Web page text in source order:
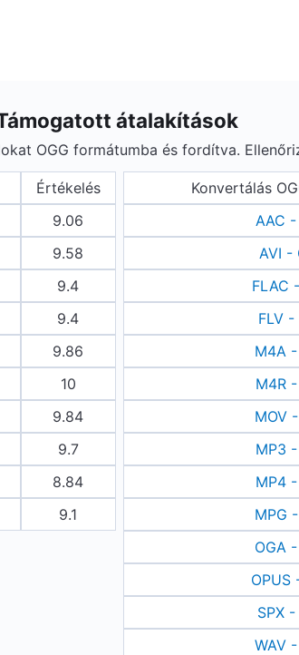
átalakítások
OGG formátumba és fordítva.
Értékelés
9.06
9.58
9.4
9.4
9.86
10
9.84
9.7
8.84
9.1
Konvertálás
AAC -
AVI -
FLAC
FLV -
M4A -
M4R
MOV
MP3 -
MP4 -
MPG
OGA
OPUS
SPX -
WAV